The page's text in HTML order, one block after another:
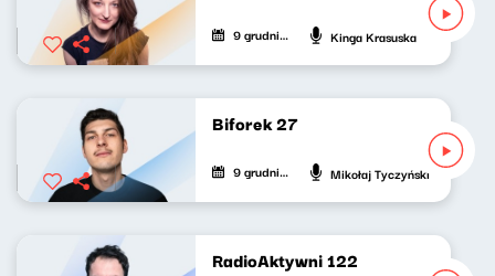
9 grudnia 2022 Kinga Krasuska
Biforek 27
9 grudnia 2022 Mikołaj Tyczyński
RadioAktywni 122